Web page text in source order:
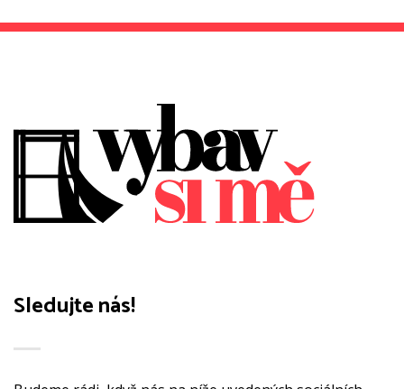
Sledujte nás!